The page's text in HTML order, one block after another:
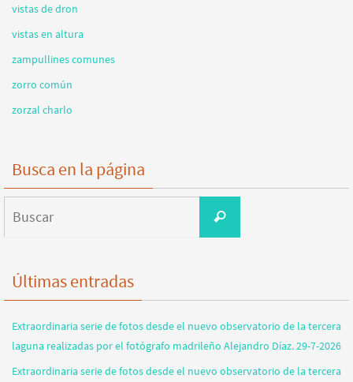
vistas de dron
vistas en altura
zampullines comunes
zorro común
zorzal charlo
Busca en la página
Buscar
Últimas entradas
Extraordinaria serie de fotos desde el nuevo observatorio de la tercera
laguna realizadas por el fotógrafo madrileño Alejandro Díaz. 29-7-2026
Extraordinaria serie de fotos desde el nuevo observatorio de la tercera